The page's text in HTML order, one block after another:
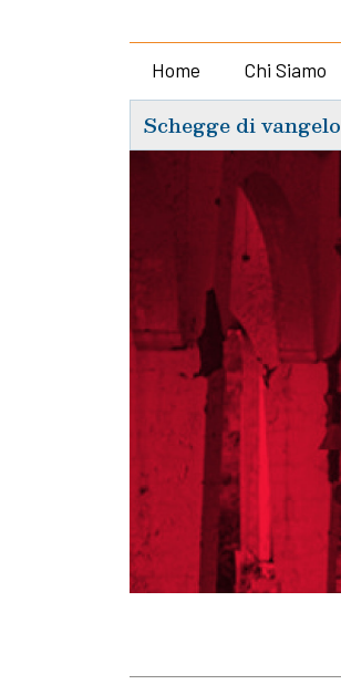
Home Chi Siamo
Schegge di vangelo